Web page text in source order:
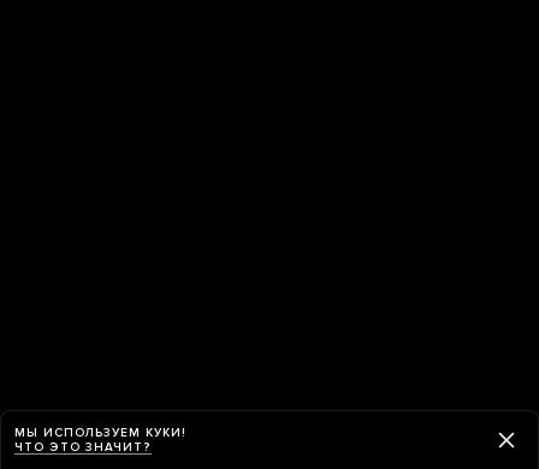
МЫ ИСПОЛЬЗУЕМ КУКИ!
ЧТО ЭТО ЗНАЧИТ?